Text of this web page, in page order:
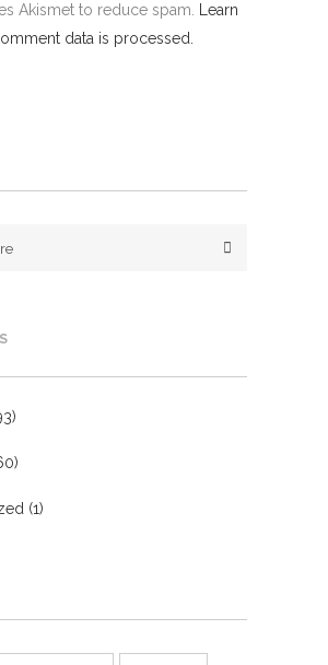
Akismet to reduce spam.
Learn
data is processed.
(1)